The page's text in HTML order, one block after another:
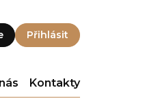
Přihlásit
Kontakty